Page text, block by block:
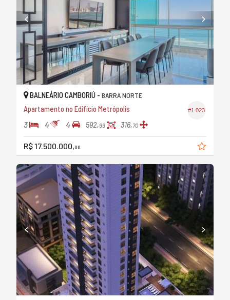
#1.023
BALNEÁRIO CAMBORIÚ - BARRA NORTE
Apartamento no Edifício Metrópolis
3 4 4 592,99 316,70
R$ 17.500.000,00